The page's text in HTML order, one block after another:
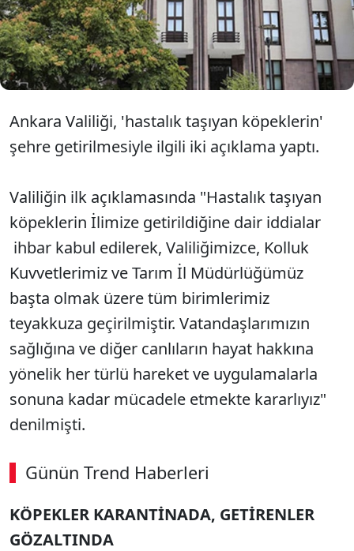
valilik, hayvanları şehre yönlendiren ve
getirenlerin de gözaltına alındığını açıkladı.
Ankara Valiliği, 'hastalık taşıyan köpeklerin'
şehre getirilmesiyle ilgili iki açıklama yaptı.
Valiliğin ilk açıklamasında "Hastalık taşıyan
köpeklerin İlimize getirildiğine dair iddialar
ihbar kabul edilerek, Valiliğimizce, Kolluk
Kuvvetlerimiz ve Tarım İl Müdürlüğümüz
başta olmak üzere tüm birimlerimiz
teyakkuza geçirilmiştir. Vatandaşlarımızın
sağlığına ve diğer canlıların hayat hakkına
yönelik her türlü hareket ve uygulamalarla
sonuna kadar mücadele etmekte kararlıyız"
denilmişti.
Günün Trend Haberleri
00:02 / 08:43
Sesi Aç
KÖPEKLER KARANTİNADA, GETİRENLER
GÖZALTINDA